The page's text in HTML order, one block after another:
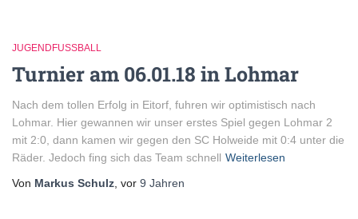
JUGENDFUSSBALL
Turnier am 06.01.18 in Lohmar
Nach dem tollen Erfolg in Eitorf, fuhren wir optimistisch nach
Lohmar. Hier gewannen wir unser erstes Spiel gegen Lohmar 2
mit 2:0, dann kamen wir gegen den SC Holweide mit 0:4 unter die
Räder. Jedoch fing sich das Team schnell Weiterlesen
Von Markus Schulz , vor 9 Jahren